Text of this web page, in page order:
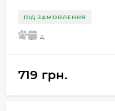
ПІД ЗАМОВЛЕННЯ
5 4
719 грн.